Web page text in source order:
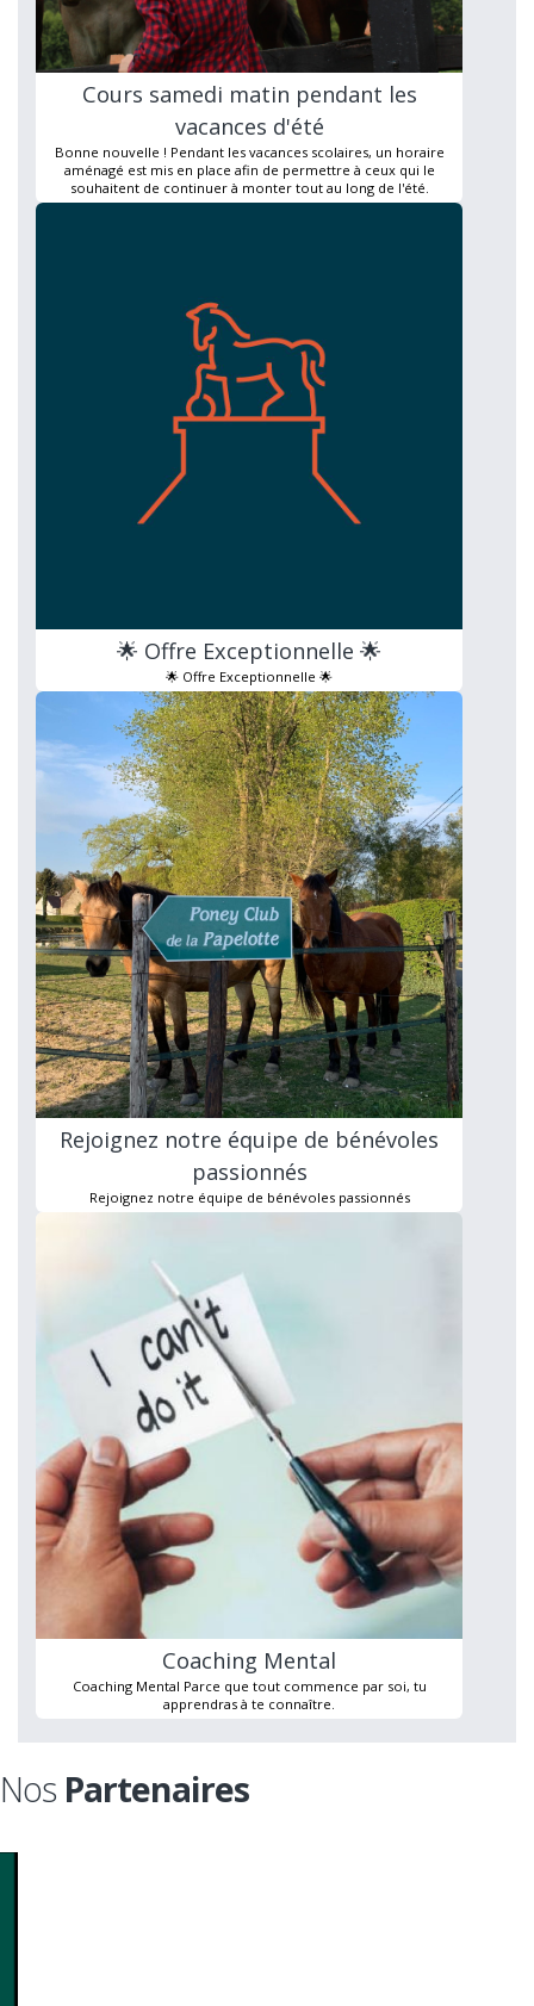
Cours samedi matin pendant les
vacances d'été
Bonne nouvelle ! Pendant les vacances scolaires, un horaire
aménagé est mis en place afin de permettre à ceux qui le
souhaitent de continuer à monter tout au long de l'été.
🌟 Offre Exceptionnelle 🌟
🌟 Offre Exceptionnelle 🌟
Rejoignez notre équipe de bénévoles
passionnés
Rejoignez notre équipe de bénévoles passionnés
Coaching Mental
Coaching Mental Parce que tout commence par soi, tu
apprendras à te connaître.
Nos Partenaires